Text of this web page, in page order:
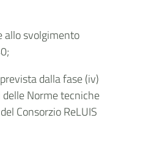
allo svolgimento
dalla fase (iv)
Norme tecniche
Consorzio ReLUIS